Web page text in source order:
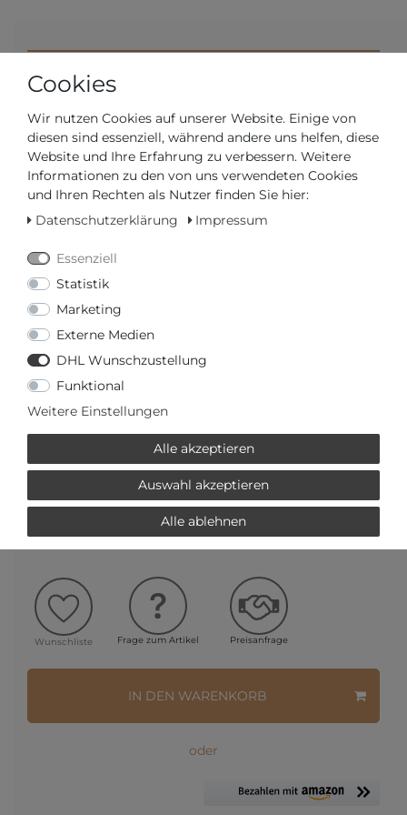
Artikelnummer
895,00 €*
Inhalt1Stück
Versandfertig in 2-3 Werktagen
AUTORISIERTER HÄNDLER
SCHNELLE LIEFERZEIT
Ihr Preis bei3% Skontobei Vorab Überweisung:
Wunschliste Frage zum Artikel Preisanfrage
IN DEN WARENKORB
oder
Cookies
Wir nutzen Cookies auf unserer Website. Einige von
diesen sind essenziell, während andere uns helfen, diese
Website und Ihre Erfahrung zu verbessern. Weitere
Informationen zu den von uns verwendeten Cookies
und Ihren Rechten als Nutzer finden Sie hier:
Datenschutzerklärung
Impressum
Essenziell
Statistik
Marketing
Externe Medien
DHL Wunschzustellung
Funktional
Weitere Einstellungen
Alle akzeptieren
Auswahl akzeptieren
Alle ablehnen